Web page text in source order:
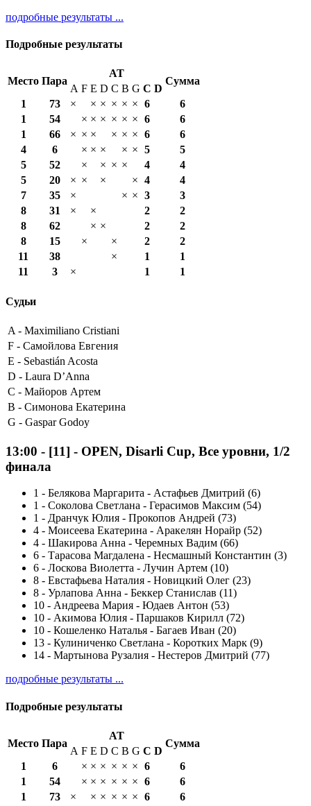
подробные результаты ...
Подробные результаты
Место Пара
AT
Сумма
A F E D C B G С D
1
73 × × × × × × 6
6
1
54 × × × × × × 6
6
1
66 × × × × × × 6
6
4
6 × × × × × 5
5
5
52 × × × × 4
4
5
20 × × × × 4
4
7
35 × × × 3
3
8
31 × × 2
2
8
62 × × 2
2
8
15 × × 2
2
11
38 × 1
1
11
3 × 1 1
Судьи
A - Maximiliano Cristiani
F - Самойлова Евгения
E - Sebastián Acosta
D - Laura D’Anna
C - Майоров Артем
B - Симонова Екатерина
G - Gaspar Godoy
13:00 - [11] - OPEN, Disarli Cup, Все уровни, 1/2
финала
1 - Белякова Маргарита - Астафьев Дмитрий (6)
1 - Соколова Светлана - Герасимов Максим (54)
1 - Дранчук Юлия - Прокопов Андрей (73)
4 - Моисеева Екатерина - Аракелян Норайр (52)
4 - Шакирова Анна - Черемных Вадим (66)
6 - Тарасова Магдалена - Несмашный Константин (3)
6 - Лоскова Виолетта - Лучин Артем (10)
8 - Евстафьева Наталия - Новицкий Олег (23)
8 - Урлапова Анна - Беккер Станислав (11)
10 - Андреева Мария - Юдаев Антон (53)
10 - Акимова Юлия - Паршаков Кирилл (72)
10 - Кошеленко Наталья - Багаев Иван (20)
13 - Кулиниченко Светлана - Коротких Марк (9)
14 - Мартынова Рузалия - Нестеров Дмитрий (77)
подробные результаты ...
Подробные результаты
Место Пара
AT
Сумма
A F E D C B G С D
1
6 × × × × × × 6
6
1
54 × × × × × × 6
6
1
73 × × × × × × 6
6